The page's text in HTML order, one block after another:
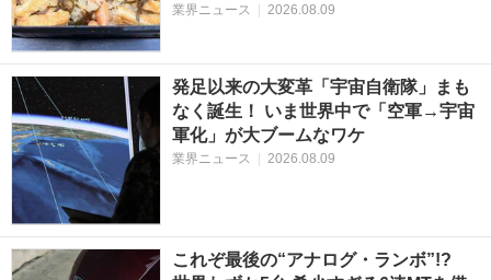
業界ニュース | 2026.08.09
発足以来の大変革「宇宙自衛隊」まも
なく誕生！ いま世界中で「空軍→宇宙
軍化」が大ブームなワケ
業界ニュース | 2026.08.09
これぞ最後の“アナログ・ランボ”!?